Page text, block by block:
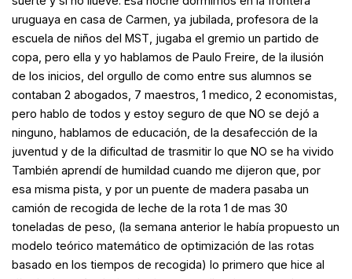
uruguaya en casa de Carmen, ya jubilada, profesora de la
escuela de niños del MST, jugaba el gremio un partido de
copa, pero ella y yo hablamos de Paulo Freire, de la ilusión
de los inicios, del orgullo de como entre sus alumnos se
contaban 2 abogados, 7 maestros, 1 medico, 2 economistas,
pero hablo de todos y estoy seguro de que NO se dejó a
ninguno, hablamos de educación, de la desafección de la
juventud y de la dificultad de trasmitir lo que NO se ha vivido
También aprendí de humildad cuando me dijeron que, por
esa misma pista, y por un puente de madera pasaba un
camión de recogida de leche de la rota 1 de mas 30
toneladas de peso, (la semana anterior le había propuesto un
modelo teórico matemático de optimización de las rotas
basado en los tiempos de recogida) lo primero que hice al